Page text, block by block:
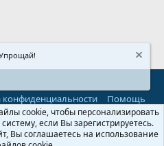
конфиденциальности Помощь
2026 XenForo Ltd.
cookie, чтобы персонализировать
если Вы зарегистрируетесь.
Вы соглашаетесь на использование